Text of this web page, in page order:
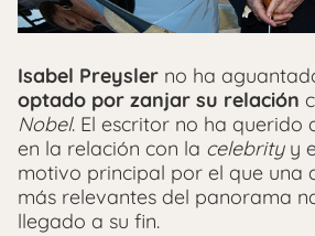
Isabel Preysler no ha
optado por zanjar su relación
Nobel. El escritor no ha querido
en la relación con la celebrityy
motivo principal por el que una
más relevantes del panorama
llegado a su fin.